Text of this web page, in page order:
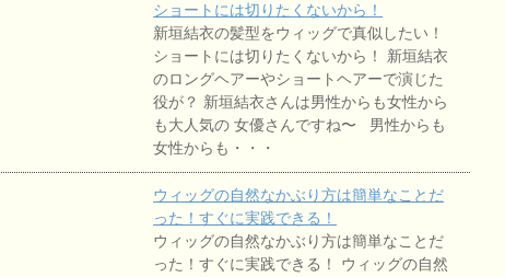
ショートには切りたくないから！
新垣結衣の髪型をウィッグで真似したい！
ショートには切りたくないから！ 新垣結衣
のロングヘアーやショートヘアーで演じた
役が？ 新垣結衣さんは男性からも女性から
も大人気の 女優さんですね〜 男性からも
女性からも・・・
ウィッグの自然なかぶり方は簡単なことだ
った！すぐに実践できる！
ウィッグの自然なかぶり方は簡単なことだ
った！すぐに実践できる！ ウィッグの自然